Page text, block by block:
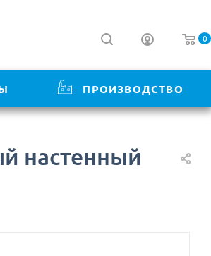
0
ПРОИЗВОДСТВО
настенный